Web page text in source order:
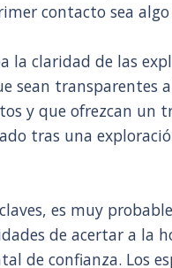
contacto sea
la claridad de las
sean transparentes
y que ofrezcan un
tras una
es muy
de acertar a la
de confianza. Los